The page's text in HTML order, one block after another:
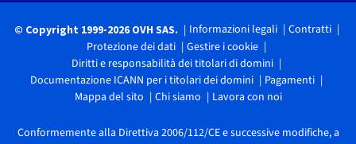
© Copyright 1999-2026 OVH SAS. Informazioni legali
Contratti
Protezione dei dati
Gestire i cookie
Diritti e responsabilità dei titolari di domini
Documentazione ICANN per i titolari dei domini
Pagamenti
Mappa del sito
Chi siamo Lavora con noi
Conformemente alla Direttiva 2006/112/CE e successive modifiche, a